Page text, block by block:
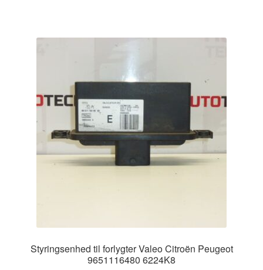
Styringsenhed til forlygter Valeo Citroën Peugeot
9651116480 6224K8